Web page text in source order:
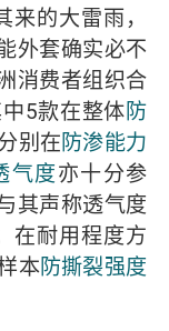
的大雷雨，
外套确实必不
消费者组织合
5款在整体防
别在防渗能力
气度亦十分参
其声称透气度
在耐用程度方
本防撕裂强度